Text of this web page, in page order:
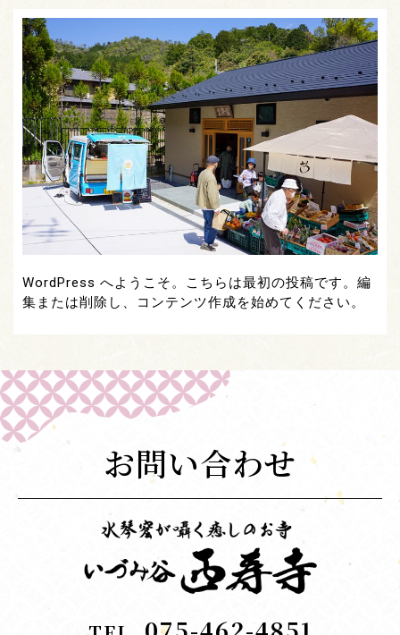
WordPress へようこそ。こちらは最初の投稿です。編
集または削除し、コンテンツ作成を始めてください。
お問い合わせ